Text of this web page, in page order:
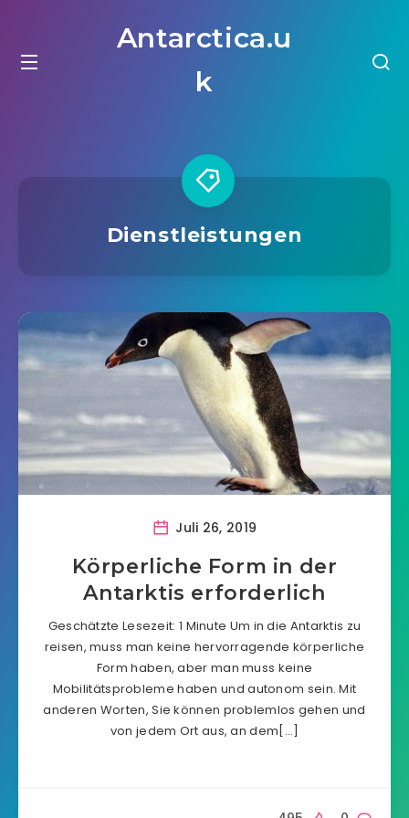
Antarctica.u
k
Dienstleistungen
Juli 26, 2019
Körperliche Form in der
Antarktis erforderlich
Geschätzte Lesezeit: 1 Minute Um in die Antarktis zu
reisen, muss man keine hervorragende körperliche
Form haben, aber man muss keine
Mobilitätsprobleme haben und autonom sein. Mit
anderen Worten, Sie können problemlos gehen und
von jedem Ort aus, an dem[…]